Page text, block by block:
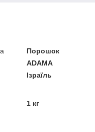
Порошок
ADAMA
Ізраїль
1 кг